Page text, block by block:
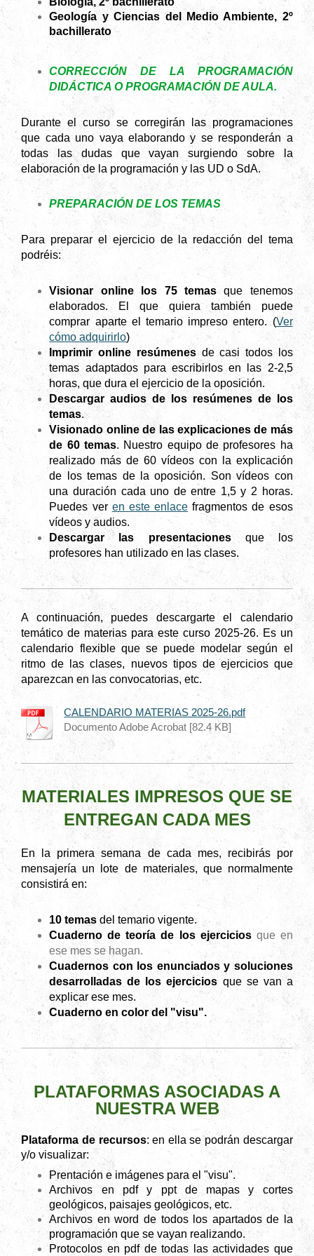
Geología y Ciencias del Medio Ambiente, 2º
bachillerato
CORRECCIÓN DE LA PROGRAMACIÓN
DIDÁCTICA O PROGRAMACIÓN DE AULA.
Durante el curso se corregirán las programaciones
que cada uno vaya elaborando y se responderán a
todas las dudas que vayan surgiendo sobre la
elaboración de la programación y las UD o SdA.
PREPARACIÓN DE LOS TEMAS
Para preparar el ejercicio de la redacción del tema
podréis:
Visionar online los 75 temas
que tenemos
elaborados. El que quiera también puede
comprar aparte el temario impreso entero. (Ver
cómo adquirirlo)
Imprimir online resúmenesde casi todos los
temas adaptados para escribirlos en las 2-2,5
horas, que dura el ejercicio de la oposición.
Descargar audios de los resúmenes de los
temas.
Visionado online de las explicaciones de más
de 60 temas. Nuestro equipo de profesores ha
realizado más de 60 vídeos con la explicación
de los temas de la oposición. Son vídeos con
una duración cada uno de entre 1,5 y 2 horas.
Puedes ver en este enlace fragmentos de esos
vídeos y audios.
Descargar las presentacionesque los
profesores han utilizado en las clases.
A continuación, puedes descargarte el calendario
temático de materias para este curso 2025-26. Es un
calendario flexible que se puede modelar según el
ritmo de las clases, nuevos tipos de ejercicios que
aparezcan en las convocatorias, etc.
CALENDARIO MATERIAS 2025-26.pdf
Documento Adobe Acrobat [82.4 KB]
MATERIALES IMPRESOS QUE SE
ENTREGAN CADA MES
En la primera semana de cada mes, recibirás por
mensajería un lote de materiales, que normalmente
consistirá en:
10 temas del temario vigente.
Cuaderno de teoría de los ejerciciosque en
ese mes se hagan.
Cuadernos con los enunciados y soluciones
desarrolladas de los ejercicios que se van a
explicar ese mes.
Cuaderno en color del "visu".
PLATAFORMAS ASOCIADAS A
NUESTRA WEB
Plataforma de recursos: en ella se podrán descargar
y/o visualizar:
Prentación e imágenes para el "visu".
Archivos en pdf y ppt de mapas y cortes
geológicos, paisajes geológicos, etc.
Archivos en word de todos los apartados de la
programación que se vayan realizando.
Protocolos en pdf de todas las actividades que